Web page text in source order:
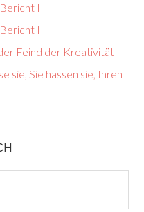
II
I
Feind der Kreativität
sie, Sie hassen sie, Ihren